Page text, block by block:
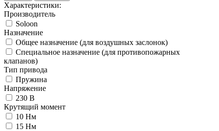
Характеристики:
Производитель
Soloon
Назначение
Общее назначение (для воздушных заслонок)
Специальное назначение (для противопожарных
клапанов)
Тип привода
Пружина
Напряжение
230 В
Крутящий момент
10 Нм
15 Нм